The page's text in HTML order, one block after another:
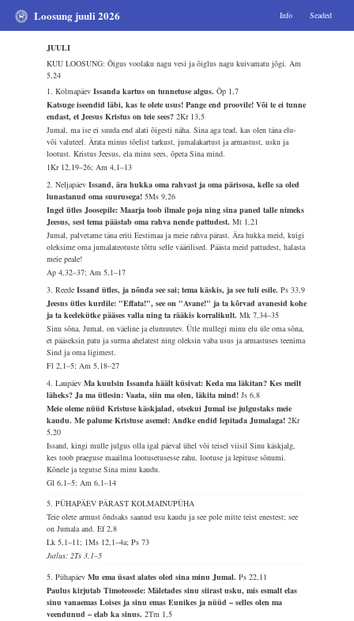
Loosung juuli 2026 Info Seaded
JUULI
KUU LOOSUNG: Õigus voolaku nagu vesi ja õiglus nagu kuivamatu jõgi.Am
5,24
1. KolmapäevIssanda kartus on tunnetuse algus.Õp 1,7
Katsuge iseendid läbi, kas te olete usus! Pange end proovile! Või te ei tunne
endast, et Jeesus Kristus on teie sees?2Kr 13,5
Jumal, ma ise ei suuda end alati õigesti näha. Sina aga tead, kas olen täna elu-
või valuteel. Ärata minus tõelist tarkust, jumalakartust ja armastust, usku ja
lootust. Kristus Jeesus, ela minu sees, õpeta Sina mind.
1Kr 12,19–26; Am 4,1–13
2. NeljapäevIssand, ära hukka oma rahvast ja oma pärisosa, kelle sa oled
lunastanud oma suurusega!5Ms 9,26
Ingel ütles Joosepile: Maarja toob ilmale poja ning sina paned talle nimeks
Jeesus, sest tema päästab oma rahva nende pattudest.Mt 1,21
Jumal, palvetame täna eriti Eestimaa ja meie rahva pärast. Ära hukka meid, kuigi
oleksime oma jumalateotuste tõttu selle väärilised. Päästa meid pattudest, halasta
meie peale!
Ap 4,32–37; Am 5,1–17
3. ReedeIssand ütles, ja nõnda see sai; tema käskis, ja see tuli esile.Ps 33,9
Jeesus ütles kurdile: "Effata!", see on "Avane!" ja ta kõrvad avanesid kohe
ja ta keelekütke pääses valla ning ta rääkis korralikult.Mk 7,34–35
Sinu sõna, Jumal, on väeline ja elumuutev. Ütle mullegi minu elu üle oma sõna,
et pääseksin patu ja surma ahelatest ning oleksin vaba usus ja armastuses teenima
Sind ja oma ligimest.
Fl 2,1–5; Am 5,18–27
4. LaupäevMa kuulsin Issanda häält küsivat: Keda ma läkitan? Kes meilt
läheks? Ja ma ütlesin: Vaata, siin ma olen, läkita mind!Js 6,8
Meie oleme nüüd Kristuse käskjalad, otsekui Jumal ise julgustaks meie
kaudu. Me palume Kristuse asemel: Andke endid lepitada Jumalaga!2Kr
5,20
Issand, kingi mulle julgus olla igal päeval ühel või teisel viisil Sinu käskjalg,
kes toob praeguse maailma lootusetusesse rahu, lootuse ja lepituse sõnumi.
Kõnele ja tegutse Sina minu kaudu.
Gl 6,1–5; Am 6,1–14
5. PÜHAPÄEV PÄRAST KOLMAINUPÜHA
Teie olete armust õndsaks saanud usu kaudu ja see pole mitte teist enestest; see
on Jumala and.Ef 2,8
Lk 5,1–11; 1Ms 12,1–4a; Ps 73
Jutlus: 2Ts 3,1–5
5. PühapäevMu ema üsast alates oled sina minu Jumal.Ps 22,11
Paulus kirjutab Timoteosele: Mäletades sinu siirast usku, mis esmalt elas
sinu vanaemas Loises ja sinu emas Eunikes ja nüüd – selles olen ma
veendunud – elab ka sinus.2Tm 1,5